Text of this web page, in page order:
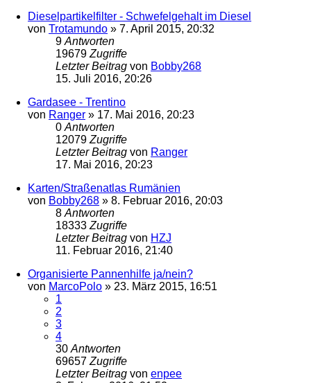
Dieselpartikelfilter - Schwefelgehalt im Diesel
von Trotamundo » 7. April 2015, 20:32
9 Antworten
19679 Zugriffe
Letzter Beitrag von Bobby268
15. Juli 2016, 20:26
Gardasee - Trentino
von Ranger » 17. Mai 2016, 20:23
0 Antworten
12079 Zugriffe
Letzter Beitrag von Ranger
17. Mai 2016, 20:23
Karten/Straßenatlas Rumänien
von Bobby268 » 8. Februar 2016, 20:03
8 Antworten
18333 Zugriffe
Letzter Beitrag von HZJ
11. Februar 2016, 21:40
Organisierte Pannenhilfe ja/nein?
von MarcoPolo » 23. März 2015, 16:51
1
2
3
4
30 Antworten
69657 Zugriffe
Letzter Beitrag von enpee